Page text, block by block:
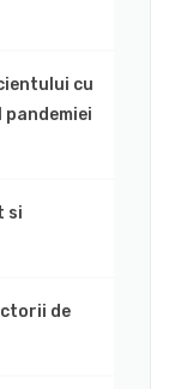
cu
si
de